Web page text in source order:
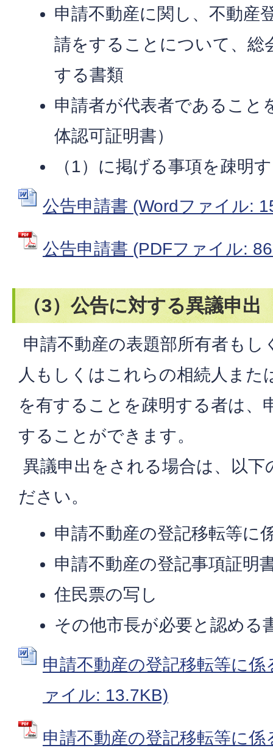
申請不動産に関し、不動産
請をすることについて、総
する書類
申請者が代表者であること
体認可証明書）
（1）に掲げる事項を疎明
公告申請書 (Wordファイル:
公告申請書 (PDFファイル:
（3）公告に対する異議申出
申請不動産の表題部所有者もし
人もしくはこれらの相続人また
を有することを疎明する者は、
することができます。
異議申出をされる場合は、以下
ださい。
申請不動産の登記移転等に
申請不動産の登記事項証明
住民票の写し
その他市長が必要と認める
申請不動産の登記移転等に
ァイル: 13.7KB)
申請不動産の登記移転等に